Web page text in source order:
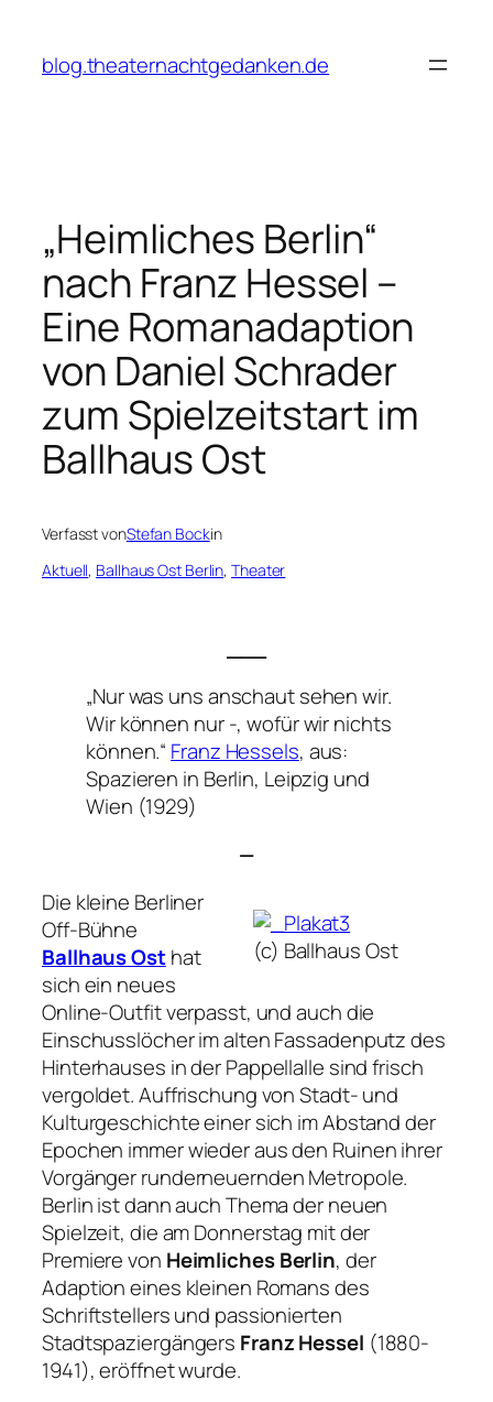
springen
blog.theaternachtgedanken.de
„Heimliches Berlin“
nach Franz Hessel –
Eine Romanadaption
von Daniel Schrader
zum Spielzeitstart im
Ballhaus Ost
Verfasst vonStefan Bockin
Aktuell, Ballhaus Ost Berlin, Theater
„Nur was uns anschaut sehen wir.
Wir können nur -, wofür wir nichts
können.“ Franz Hessels, aus:
Spazieren in Berlin, Leipzig und
Wien (1929)
—
(c) Ballhaus Ost
Die kleine Berliner
Off-Bühne
Ballhaus Osthat
sich ein neues
Online-Outfit verpasst, und auch die
Einschusslöcher im alten Fassadenputz des
Hinterhauses in der Pappellalle sind frisch
vergoldet. Auffrischung von Stadt- und
Kulturgeschichte einer sich im Abstand der
Epochen immer wieder aus den Ruinen ihrer
Vorgänger runderneuernden Metropole.
Berlin ist dann auch Thema der neuen
Spielzeit, die am Donnerstag mit der
Premiere von Heimliches Berlin, der
Adaption eines kleinen Romans des
Schriftstellers und passionierten
Stadtspaziergängers Franz Hessel (1880-
1941), eröffnet wurde.